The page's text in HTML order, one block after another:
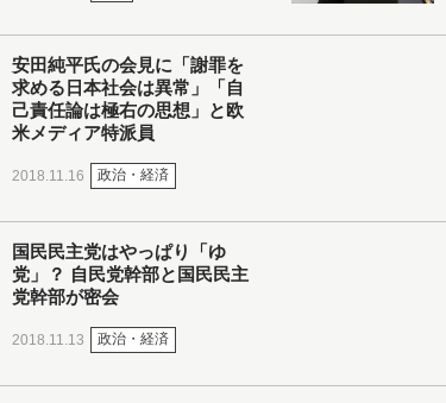
安田純平氏の会見に「謝罪を
求める日本社会は異常」「自
己責任論は極右の思想」と欧
米メディア特派員
2018.11.16 政治・経済
国民民主党はやっぱり「ゆ
党」？ 自民党幹部と国民民主
党幹部が密会
2018.11.13 政治・経済